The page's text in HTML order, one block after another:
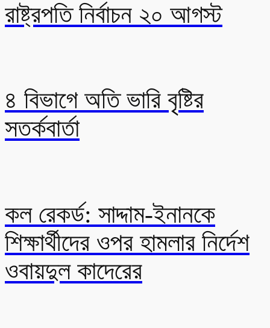
রাষ্ট্রপতি নির্বাচন ২০ আগস্ট
৪ বিভাগে অতি ভারি বৃষ্টির
সতর্কবার্তা
কল রেকর্ড: সাদ্দাম-ইনানকে
শিক্ষার্থীদের ওপর হামলার নির্দেশ
ওবায়দুল কাদেরের